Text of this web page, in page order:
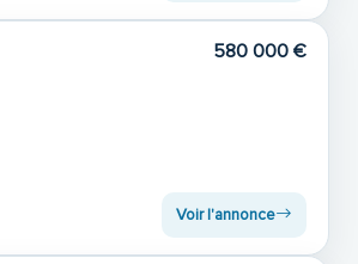
580 000 €
Voir l'annonce